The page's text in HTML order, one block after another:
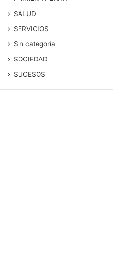
SALUD
SERVICIOS
Sin categoría
SOCIEDAD
SUCESOS